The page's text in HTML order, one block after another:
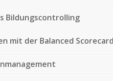
Bildungscontrolling
mit der Balanced Scorecard